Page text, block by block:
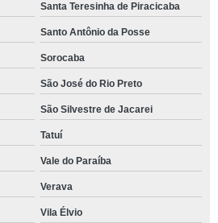
Santa Teresinha de Piracicaba
Santo Antônio da Posse
Sorocaba
São José do Rio Preto
São Silvestre de Jacarei
Tatuí
Vale do Paraíba
Verava
Vila Élvio